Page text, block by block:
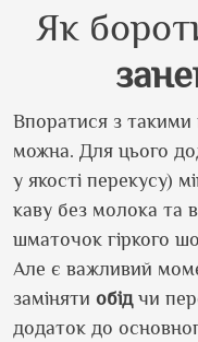
Як
Впоратися з такими
можна. Для цього
у якості перекусу)
каву без молока та
шматочок гіркого
Але є важливий
заміняти обідчи
додаток до